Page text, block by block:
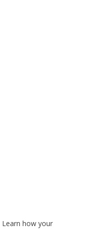
Learn how your